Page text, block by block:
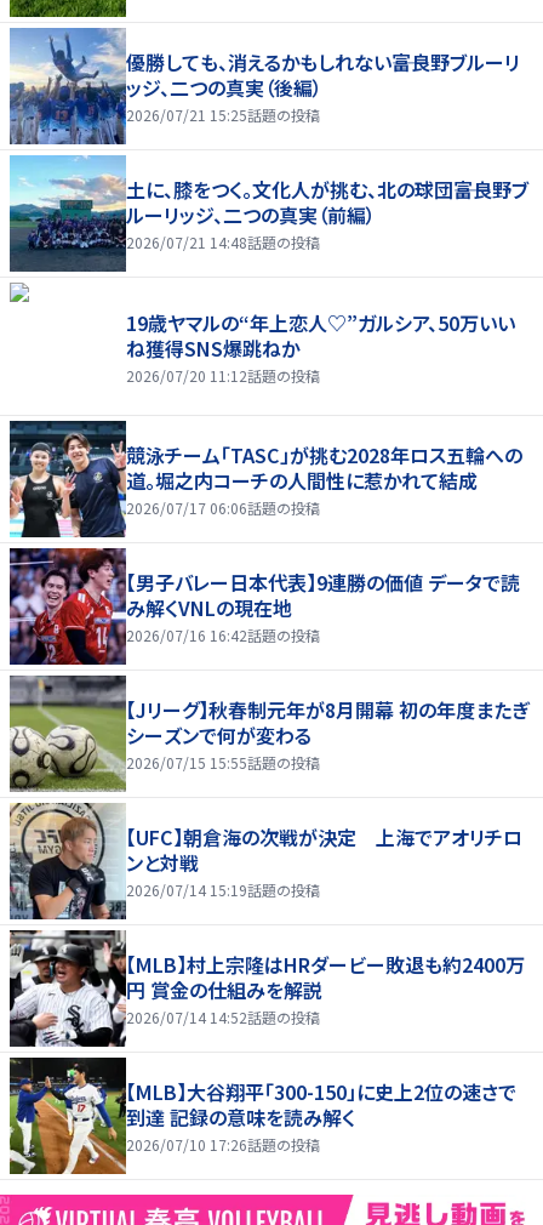
優勝しても、消えるかもしれない――富良野ブルーリ
ッジ、二つの真実（後編）
2026/07/21 15:25話題の投稿
土に、膝をつく。文化人が挑む、北の球団――富良野ブ
ルーリッジ、二つの真実（前編）
2026/07/21 14:48話題の投稿
19歳ヤマルの“年上恋人♡”ガルシア、50万いい
ね獲得SNS爆跳ねか
2026/07/20 11:12話題の投稿
競泳チーム「TASC」が挑む2028年ロス五輪への
道。堀之内コーチの人間性に惹かれて結成
2026/07/17 06:06話題の投稿
【男子バレー日本代表】9連勝の価値 データで読
み解くVNLの現在地
2026/07/16 16:42話題の投稿
【Jリーグ】秋春制元年が8月開幕 初の年度またぎ
シーズンで何が変わる
2026/07/15 15:55話題の投稿
【UFC】朝倉海の次戦が決定 上海でアオリチロ
ンと対戦
2026/07/14 15:19話題の投稿
【MLB】村上宗隆はHRダービー敗退も約2400万
円 賞金の仕組みを解説
2026/07/14 14:52話題の投稿
【MLB】大谷翔平「300-150」に史上2位の速さで
到達 記録の意味を読み解く
2026/07/10 17:26話題の投稿